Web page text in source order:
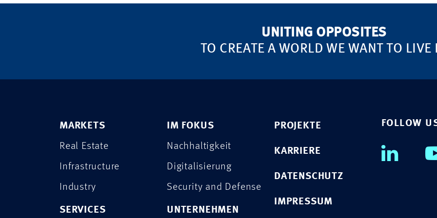
UNITING OPPOSITES
TO CREATE A WORLD WE WANT TO LIVE
MARKETS
Real Estate
Infrastructure
Industry
SERVICES
IM FOKUS
Nachhaltigkeit
Digitalisierung
Security and Defense
UNTERNEHMEN
PROJEKTE
KARRIERE
DATENSCHUTZ
IMPRESSUM
FOLLOW